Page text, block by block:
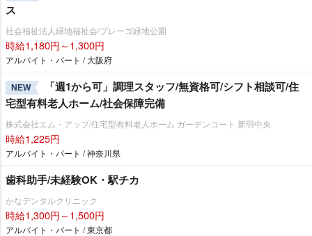
ス
社会福祉法人緑地福祉会/プレーゴ緑地公園
時給1,180円～1,300円
アルバイト・パート / 大阪府
NEW
「週1から可」調理スタッフ/無資格可/シフト相談可/住
宅型有料老人ホーム/社会保障完備
株式会社エム・アップ/住宅型有料老人ホーム ガーデンコート 新羽中央
時給1,225円
アルバイト・パート / 神奈川県
歯科助手/未経験OK・駅チカ
かなデンタルクリニック
時給1,300円～1,500円
アルバイト・パート / 東京都